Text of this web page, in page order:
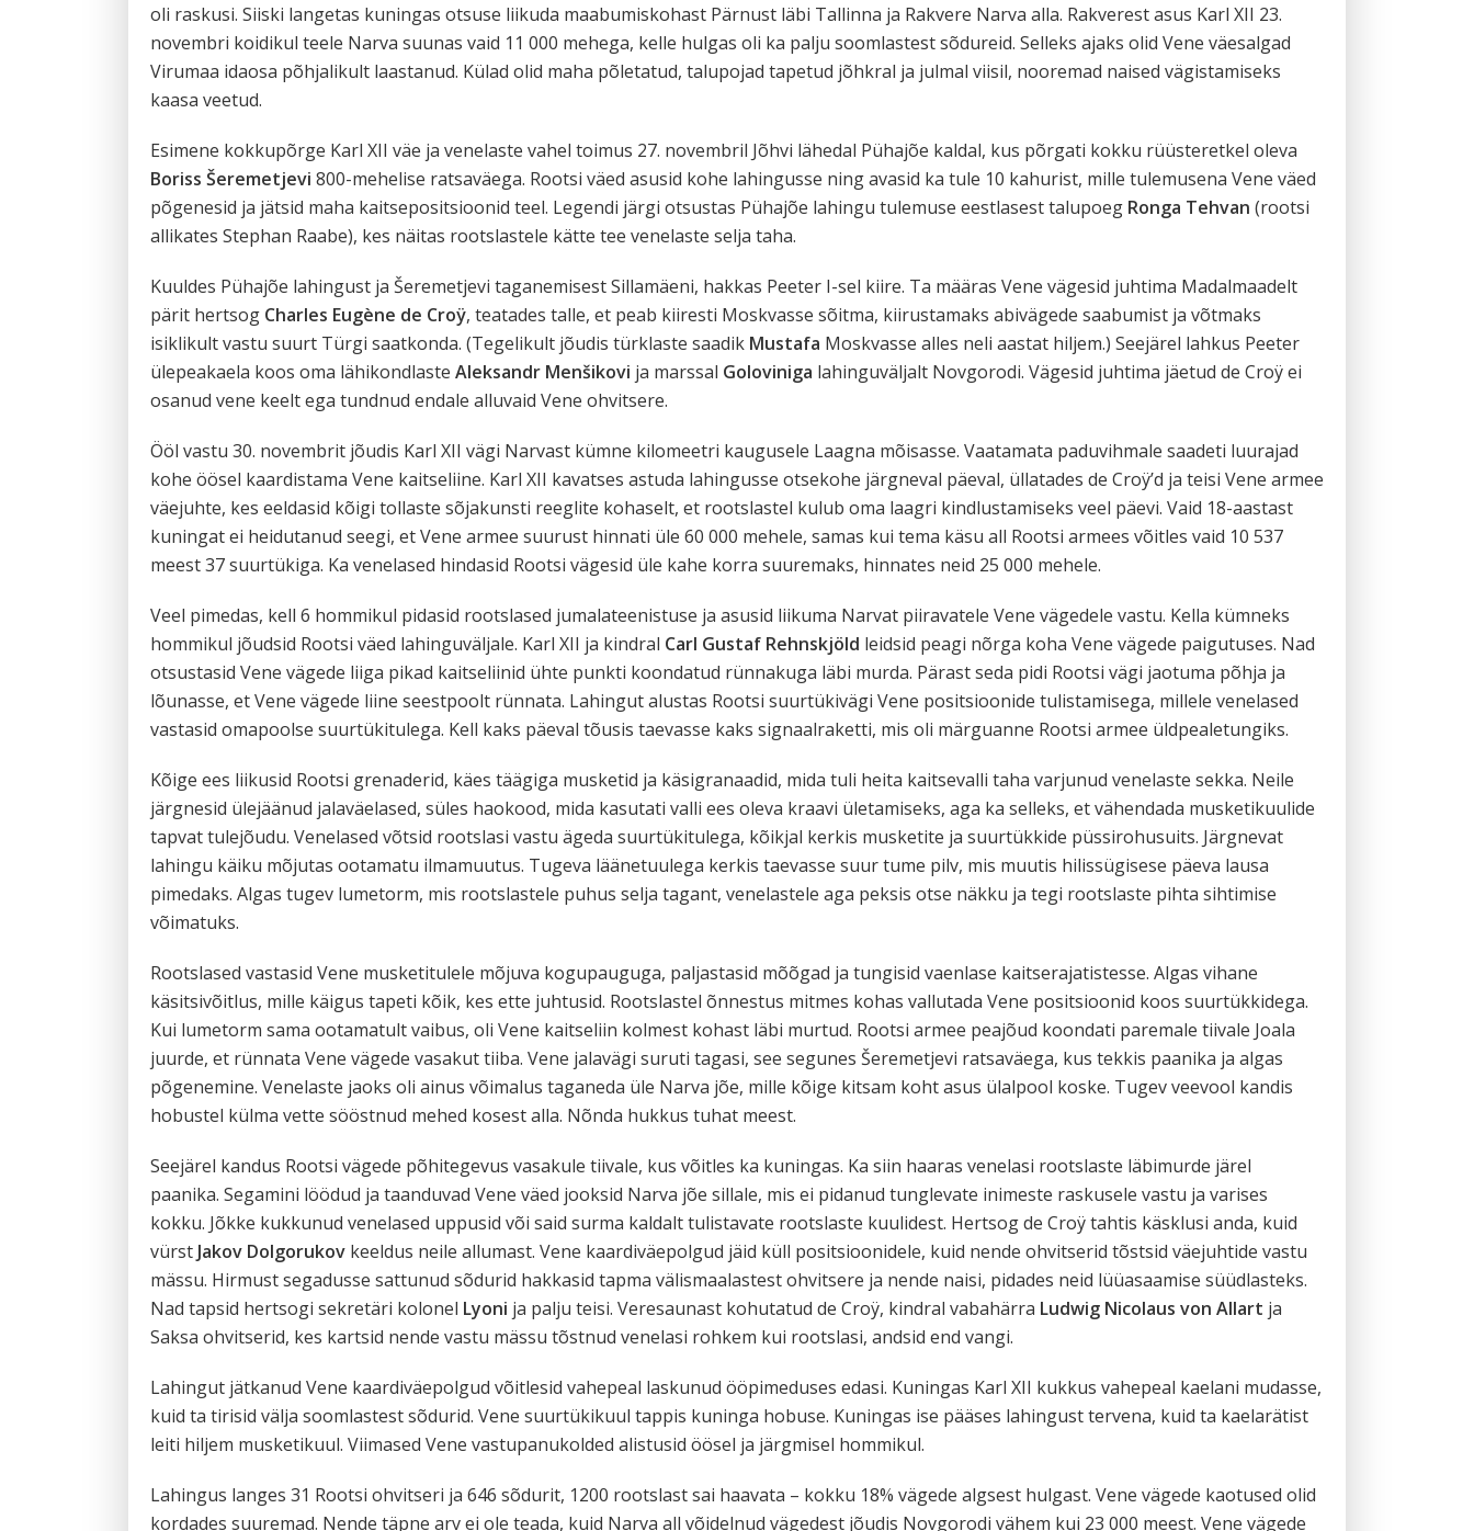
oli raskusi. Siiski langetas kuningas otsuse liikuda maabumiskohast Pärnust läbi Tallinna ja Rakvere Narva alla. Rakverest asus Karl XII 23.
novembri koidikul teele Narva suunas vaid 11 000 mehega, kelle hulgas oli ka palju soomlastest sõdureid. Selleks ajaks olid Vene väesalgad
Virumaa idaosa põhjalikult laastanud. Külad olid maha põletatud, talupojad tapetud jõhkral ja julmal viisil, nooremad naised vägistamiseks
kaasa veetud.
Esimene kokkupõrge Karl XII väe ja venelaste vahel toimus 27. novembril Jõhvi lähedal Pühajõe kaldal, kus põrgati kokku rüüsteretkel oleva
Boriss Šeremetjevi 800-mehelise ratsaväega. Rootsi väed asusid kohe lahingusse ning avasid ka tule 10 kahurist, mille tulemusena Vene väed
põgenesid ja jätsid maha kaitsepositsioonid teel. Legendi järgi otsustas Pühajõe lahingu tulemuse eestlasest talupoeg Ronga Tehvan (rootsi
allikates Stephan Raabe), kes näitas rootslastele kätte tee venelaste selja taha.
Kuuldes Pühajõe lahingust ja Šeremetjevi taganemisest Sillamäeni, hakkas Peeter I-sel kiire. Ta määras Vene vägesid juhtima Madalmaadelt
pärit hertsog Charles Eugène de Croÿ, teatades talle, et peab kiiresti Moskvasse sõitma, kiirustamaks abivägede saabumist ja võtmaks
isiklikult vastu suurt Türgi saatkonda. (Tegelikult jõudis türklaste saadik Mustafa Moskvasse alles neli aastat hiljem.) Seejärel lahkus Peeter
ülepeakaela koos oma lähikondlaste Aleksandr Menšikovi ja marssal Goloviniga lahinguväljalt Novgorodi. Vägesid juhtima jäetud de Croÿ ei
osanud vene keelt ega tundnud endale alluvaid Vene ohvitsere.
Ööl vastu 30. novembrit jõudis Karl XII vägi Narvast kümne kilomeetri kaugusele Laagna mõisasse. Vaatamata paduvihmale saadeti luurajad
kohe öösel kaardistama Vene kaitseliine. Karl XII kavatses astuda lahingusse otsekohe järgneval päeval, üllatades de Croÿ’d ja teisi Vene armee
väejuhte, kes eeldasid kõigi tollaste sõjakunsti reeglite kohaselt, et rootslastel kulub oma laagri kindlustamiseks veel päevi. Vaid 18-aastast
kuningat ei heidutanud seegi, et Vene armee suurust hinnati üle 60 000 mehele, samas kui tema käsu all Rootsi armees võitles vaid 10 537
meest 37 suurtükiga. Ka venelased hindasid Rootsi vägesid üle kahe korra suuremaks, hinnates neid 25 000 mehele.
Veel pimedas, kell 6 hommikul pidasid rootslased jumalateenistuse ja asusid liikuma Narvat piiravatele Vene vägedele vastu. Kella kümneks
hommikul jõudsid Rootsi väed lahinguväljale. Karl XII ja kindral Carl Gustaf Rehnskjöld leidsid peagi nõrga koha Vene vägede paigutuses. Nad
otsustasid Vene vägede liiga pikad kaitseliinid ühte punkti koondatud rünnakuga läbi murda. Pärast seda pidi Rootsi vägi jaotuma põhja ja
lõunasse, et Vene vägede liine seestpoolt rünnata. Lahingut alustas Rootsi suurtükivägi Vene positsioonide tulistamisega, millele venelased
vastasid omapoolse suurtükitulega. Kell kaks päeval tõusis taevasse kaks signaalraketti, mis oli märguanne Rootsi armee üldpealetungiks.
Kõige ees liikusid Rootsi grenaderid, käes täägiga musketid ja käsigranaadid, mida tuli heita kaitsevalli taha varjunud venelaste sekka. Neile
järgnesid ülejäänud jalaväelased, süles haokood, mida kasutati valli ees oleva kraavi ületamiseks, aga ka selleks, et vähendada musketikuulide
tapvat tulejõudu. Venelased võtsid rootslasi vastu ägeda suurtükitulega, kõikjal kerkis musketite ja suurtükkide püssirohusuits. Järgnevat
lahingu käiku mõjutas ootamatu ilmamuutus. Tugeva läänetuulega kerkis taevasse suur tume pilv, mis muutis hilissügisese päeva lausa
pimedaks. Algas tugev lumetorm, mis rootslastele puhus selja tagant, venelastele aga peksis otse näkku ja tegi rootslaste pihta sihtimise
võimatuks.
Rootslased vastasid Vene musketitulele mõjuva kogupauguga, paljastasid mõõgad ja tungisid vaenlase kaitserajatistesse. Algas vihane
käsitsivõitlus, mille käigus tapeti kõik, kes ette juhtusid. Rootslastel õnnestus mitmes kohas vallutada Vene positsioonid koos suurtükkidega.
Kui lumetorm sama ootamatult vaibus, oli Vene kaitseliin kolmest kohast läbi murtud. Rootsi armee peajõud koondati paremale tiivale Joala
juurde, et rünnata Vene vägede vasakut tiiba. Vene jalavägi suruti tagasi, see segunes Šeremetjevi ratsaväega, kus tekkis paanika ja algas
põgenemine. Venelaste jaoks oli ainus võimalus taganeda üle Narva jõe, mille kõige kitsam koht asus ülalpool koske. Tugev veevool kandis
hobustel külma vette sööstnud mehed kosest alla. Nõnda hukkus tuhat meest.
Seejärel kandus Rootsi vägede põhitegevus vasakule tiivale, kus võitles ka kuningas. Ka siin haaras venelasi rootslaste läbimurde järel
paanika. Segamini löödud ja taanduvad Vene väed jooksid Narva jõe sillale, mis ei pidanud tunglevate inimeste raskusele vastu ja varises
kokku. Jõkke kukkunud venelased uppusid või said surma kaldalt tulistavate rootslaste kuulidest. Hertsog de Croÿ tahtis käsklusi anda, kuid
vürst Jakov Dolgorukov keeldus neile allumast. Vene kaardiväepolgud jäid küll positsioonidele, kuid nende ohvitserid tõstsid väejuhtide vastu
mässu. Hirmust segadusse sattunud sõdurid hakkasid tapma välismaalastest ohvitsere ja nende naisi, pidades neid lüüasaamise süüdlasteks.
Nad tapsid hertsogi sekretäri kolonel Lyoni ja palju teisi. Veresaunast kohutatud de Croÿ, kindral vabahärra Ludwig Nicolaus von Allart ja
Saksa ohvitserid, kes kartsid nende vastu mässu tõstnud venelasi rohkem kui rootslasi, andsid end vangi.
Lahingut jätkanud Vene kaardiväepolgud võitlesid vahepeal laskunud ööpimeduses edasi. Kuningas Karl XII kukkus vahepeal kaelani mudasse,
kuid ta tirisid välja soomlastest sõdurid. Vene suurtükikuul tappis kuninga hobuse. Kuningas ise pääses lahingust tervena, kuid ta kaelarätist
leiti hiljem musketikuul. Viimased Vene vastupanukolded alistusid öösel ja järgmisel hommikul.
Lahingus langes 31 Rootsi ohvitseri ja 646 sõdurit, 1200 rootslast sai haavata – kokku 18% vägede algsest hulgast. Vene vägede kaotused olid
kordades suuremad. Nende täpne arv ei ole teada, kuid Narva all võidelnud vägedest jõudis Novgorodi vähem kui 23 000 meest. Vene vägede